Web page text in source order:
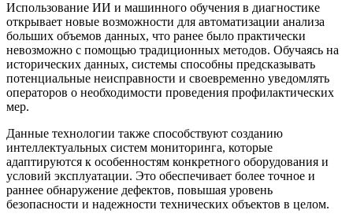
Использование ИИ и машинного обучения в диагностике
открывает новые возможности для автоматизации анализа
больших объемов данных, что ранее было практически
невозможно с помощью традиционных методов. Обучаясь на
исторических данных, системы способны предсказывать
потенциальные неисправности и своевременно уведомлять
операторов о необходимости проведения профилактических
мер.
Данные технологии также способствуют созданию
интеллектуальных систем мониторинга, которые
адаптируются к особенностям конкретного оборудования и
условий эксплуатации. Это обеспечивает более точное и
раннее обнаружение дефектов, повышая уровень
безопасности и надежности технических объектов в целом.